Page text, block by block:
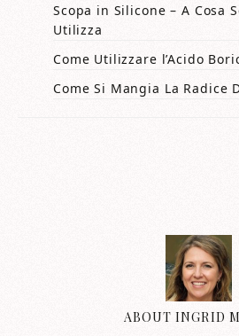
Scopa in Silicone – A Cosa
Utilizza
Come Utilizzare l’Acido
Come Si Mangia La Radice
ABOUTINGRID